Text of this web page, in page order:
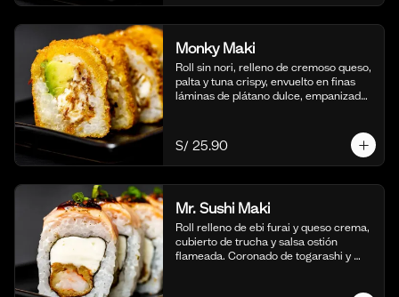
Monky Maki
Roll sin nori, relleno de cremoso queso,
palta y tuna crispy, envuelto en finas
láminas de plátano dulce, empanizado
maracuyá y quinua crocante. (10
cortes).
S/ 25.90
Mr. Sushi Maki
Roll relleno de ebi furai y queso crema,
cubierto de trucha y salsa ostión
flameada. Coronado de togarashi y